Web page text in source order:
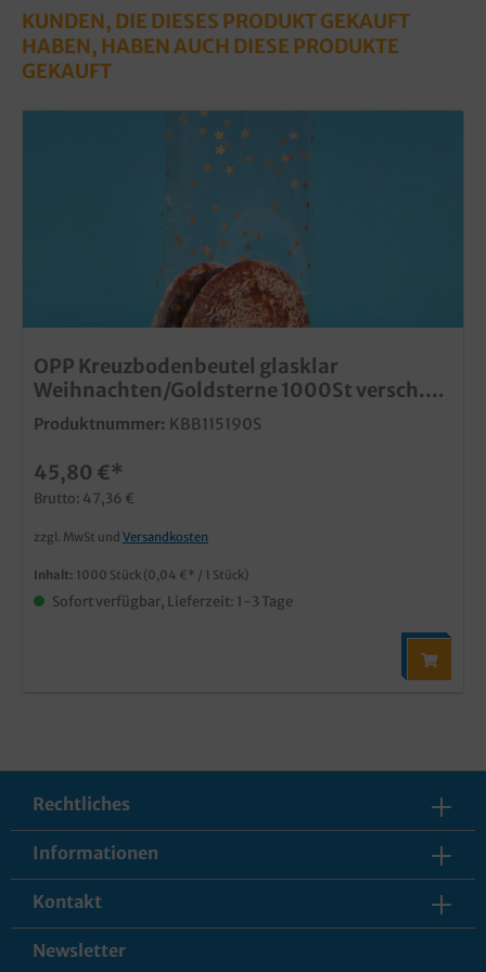
KUNDEN, DIE DIESES PRODUKT GEKAUFT
HABEN, HABEN AUCH DIESE PRODUKTE
GEKAUFT
OPP Kreuzbodenbeutel glasklar
Weihnachten/Goldsterne 1000St versch.
Größen
Produktnummer: KBB115190S
45,80 €*
Brutto: 47,36 €
zzgl. MwSt und Versandkosten
Inhalt: 1000 Stück (0,04 €* / 1 Stück)
Sofort verfügbar, Lieferzeit: 1-3 Tage
Rechtliches
Informationen
Kontakt
Newsletter